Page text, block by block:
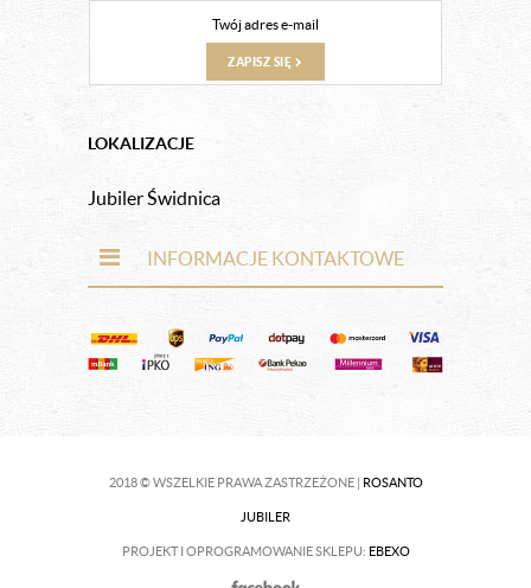
ZAPISZ SIĘ
LOKALIZACJE
Jubiler Świdnica
INFORMACJE KONTAKTOWE
2018 © WSZELKIE PRAWA ZASTRZEŻONE | ROSANTO
JUBILER
PROJEKT I OPROGRAMOWANIE SKLEPU: EBEXO